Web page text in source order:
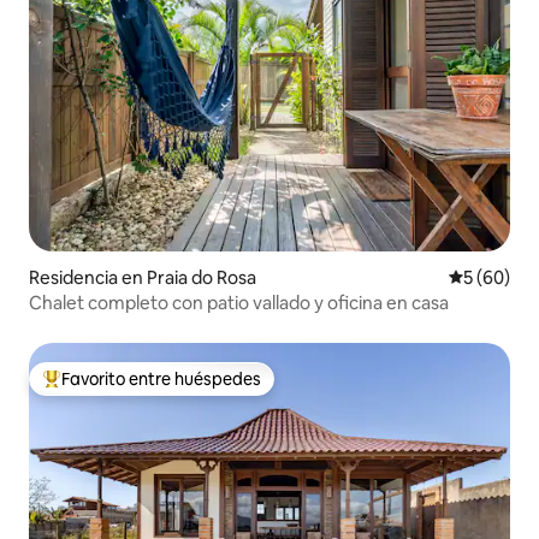
Residencia en Praia do Rosa
5 (60)
Chalet completo con patio vallado y oficina en casa
De los mejores en Favorito entre huéspedes
Favorito entre huéspedes